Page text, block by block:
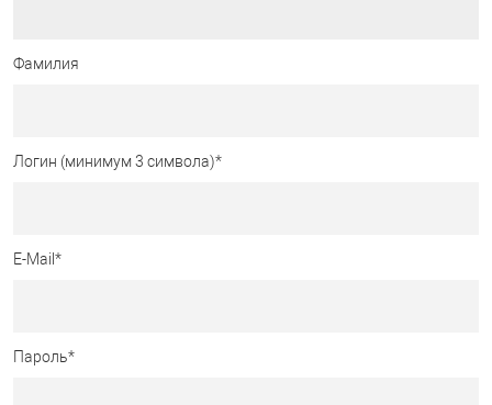
Фамилия
Логин (минимум 3 символа)*
E-Mail *
Пароль*